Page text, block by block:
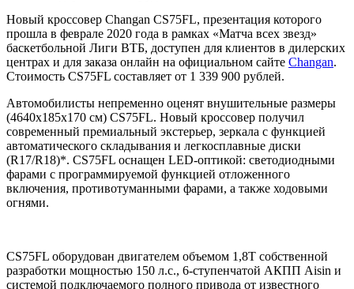
Новый кроссовер Changan CS75FL, презентация которого
прошла в феврале 2020 года в рамках «Матча всех звезд»
баскетбольной Лиги ВТБ, доступен для клиентов в дилерских
центрах и для заказа онлайн на официальном сайте Changan.
Стоимость CS75FL составляет от 1 339 900 рублей.
Автомобилисты непременно оценят внушительные размеры
(4640х185х170 см) CS75FL. Новый кроссовер получил
современный премиальный экстерьер, зеркала с функцией
автоматического складывания и легкосплавные диски
(R17/R18)*. CS75FL оснащен LED-оптикой: светодиодными
фарами с программируемой функцией отложенного
включения, противотуманными фарами, а также ходовыми
огнями.
CS75FL оборудован двигателем объемом 1,8T собственной
разработки мощностью 150 л.с., 6-ступенчатой АКПП Aisin и
системой подключаемого полного привода от известного